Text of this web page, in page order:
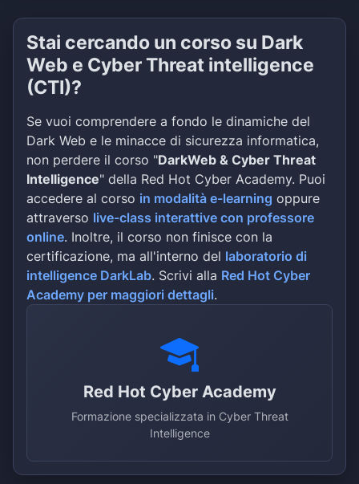
Stai cercando un corso su Dark
Web e Cyber Threat intelligence
(CTI)?
Se vuoi comprendere a fondo le dinamiche del
Dark Web e le minacce di sicurezza informatica,
non perdere il corso "DarkWeb & Cyber Threat
Intelligence" della Red Hot Cyber Academy. Puoi
accedere al corso in modalità e-learning oppure
attraverso live-class interattive con professore
online. Inoltre, il corso non finisce con la
certificazione, ma all'interno del laboratorio di
intelligence DarkLab. Scrivi alla Red Hot Cyber
Academy per maggiori dettagli.
Red Hot Cyber Academy
Formazione specializzata in Cyber Threat
Intelligence